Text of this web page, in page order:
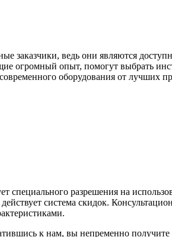
заказчики, ведь они являются
огромный опыт, помогут выбрать
оборудования от лучших
специального разрешения на
система скидок.
к нам, вы непременно получите